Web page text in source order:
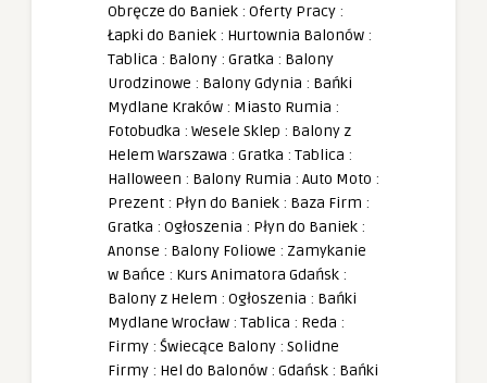
Obręcze do Baniek : Oferty Pracy :
Łapki do Baniek : Hurtownia Balonów :
Tablica : Balony : Gratka : Balony
Urodzinowe : Balony Gdynia : Bańki
Mydlane Kraków : Miasto Rumia :
Fotobudka : Wesele Sklep : Balony z
Helem Warszawa : Gratka : Tablica :
Halloween : Balony Rumia : Auto Moto :
Prezent : Płyn do Baniek : Baza Firm :
Gratka : Ogłoszenia : Płyn do Baniek :
Anonse : Balony Foliowe : Zamykanie
w Bańce : Kurs Animatora Gdańsk :
Balony z Helem : Ogłoszenia : Bańki
Mydlane Wrocław : Tablica : Reda :
Firmy : Świecące Balony : Solidne
Firmy : Hel do Balonów : Gdańsk : Bańki